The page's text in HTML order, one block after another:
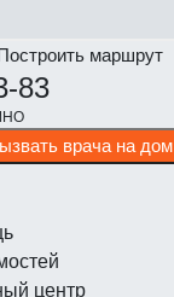
маршрут
врача на дом
центр